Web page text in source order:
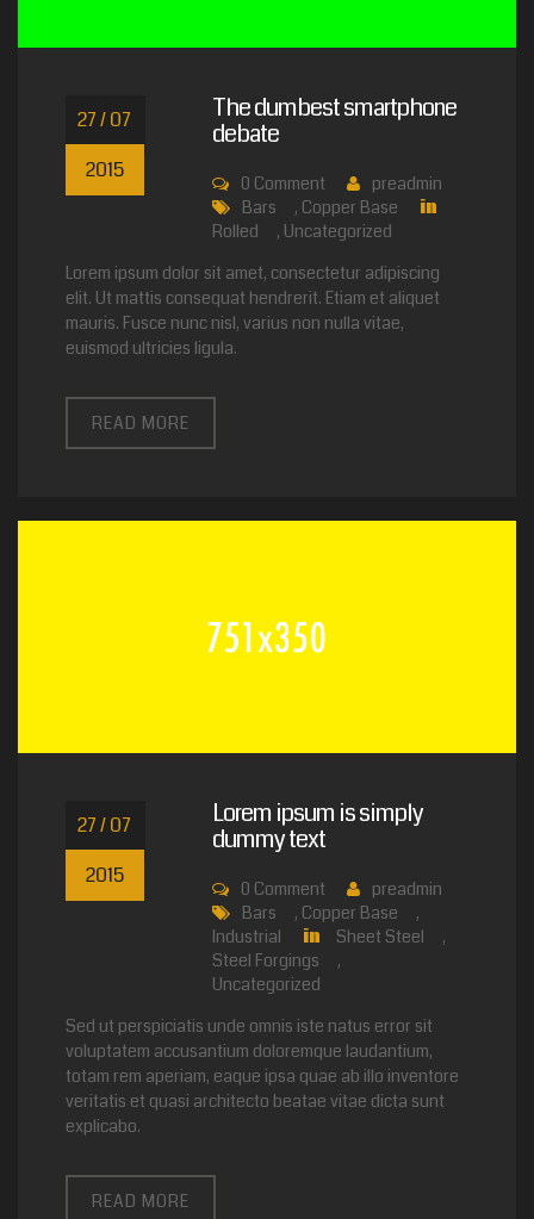
27 / 07
2015
The dumbest smartphone
debate
0 Comment
preadmin
Bars
, Copper Base in
Rolled , Uncategorized
Lorem ipsum dolor sit amet, consectetur adipiscing
elit. Ut mattis consequat hendrerit. Etiam et aliquet
mauris. Fusce nunc nisl, varius non nulla vitae,
euismod ultricies ligula.
READ MORE
27 / 07
2015
Lorem ipsum is simply
dummy text
0 Comment
preadmin
Bars
, Copper Base
,
Industrial
in Sheet Steel
,
Steel Forgings
,
Uncategorized
Sed ut perspiciatis unde omnis iste natus error sit
voluptatem accusantium doloremque laudantium,
totam rem aperiam, eaque ipsa quae ab illo inventore
veritatis et quasi architecto beatae vitae dicta sunt
explicabo.
READ MORE